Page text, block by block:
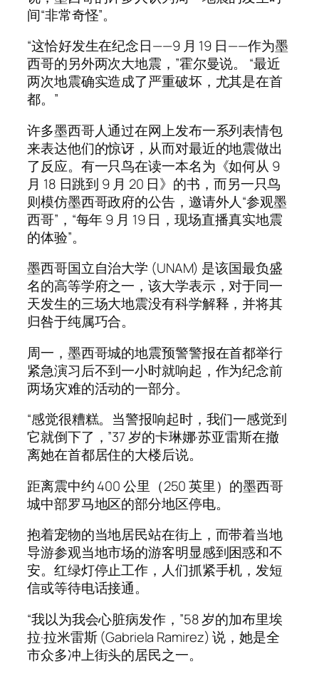
间“非常奇怪”。
“这恰好发生在纪念日——9 月 19 日——作为墨
西哥的另外两次大地震，”霍尔曼说。 “最近
两次地震确实造成了严重破坏，尤其是在首
都。”
许多墨西哥人通过在网上发布一系列表情包
来表达他们的惊讶，从而对最近的地震做出
了反应。有一只鸟在读一本名为《如何从 9
月 18 日跳到 9 月 20 日》的书，而另一只鸟
则模仿墨西哥政府的公告，邀请外人“参观墨
西哥”，“每年 9 月 19 日，现场直播真实地震
的体验”。
墨西哥国立自治大学 (UNAM) 是该国最负盛
名的高等学府之一，该大学表示，对于同一
天发生的三场大地震没有科学解释，并将其
归咎于纯属巧合。
周一，墨西哥城的地震预警警报在首都举行
紧急演习后不到一小时就响起，作为纪念前
两场灾难的活动的一部分。
“感觉很糟糕。当警报响起时，我们一感觉到
它就倒下了，”37 岁的卡琳娜·苏亚雷斯在撤
离她在首都居住的大楼后说。
距离震中约 400 公里（250 英里）的墨西哥
城中部罗马地区的部分地区停电。
抱着宠物的当地居民站在街上，而带着当地
导游参观当地市场的游客明显感到困惑和不
安。红绿灯停止工作，人们抓紧手机，发短
信或等待电话接通。
“我以为我会心脏病发作，”58 岁的加布里埃
拉·拉米雷斯 (Gabriela Ramirez) 说，她是全
市众多冲上街头的居民之一。